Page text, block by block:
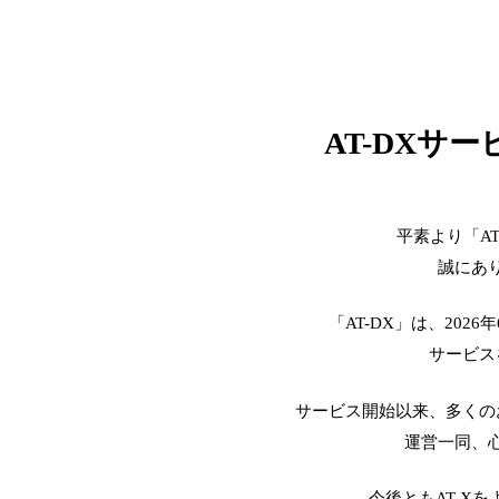
AT-DXサー
平素より「
誠にあ
「AT-DX」は、2026
サービ
サービス開始以来、多く
運営一同、